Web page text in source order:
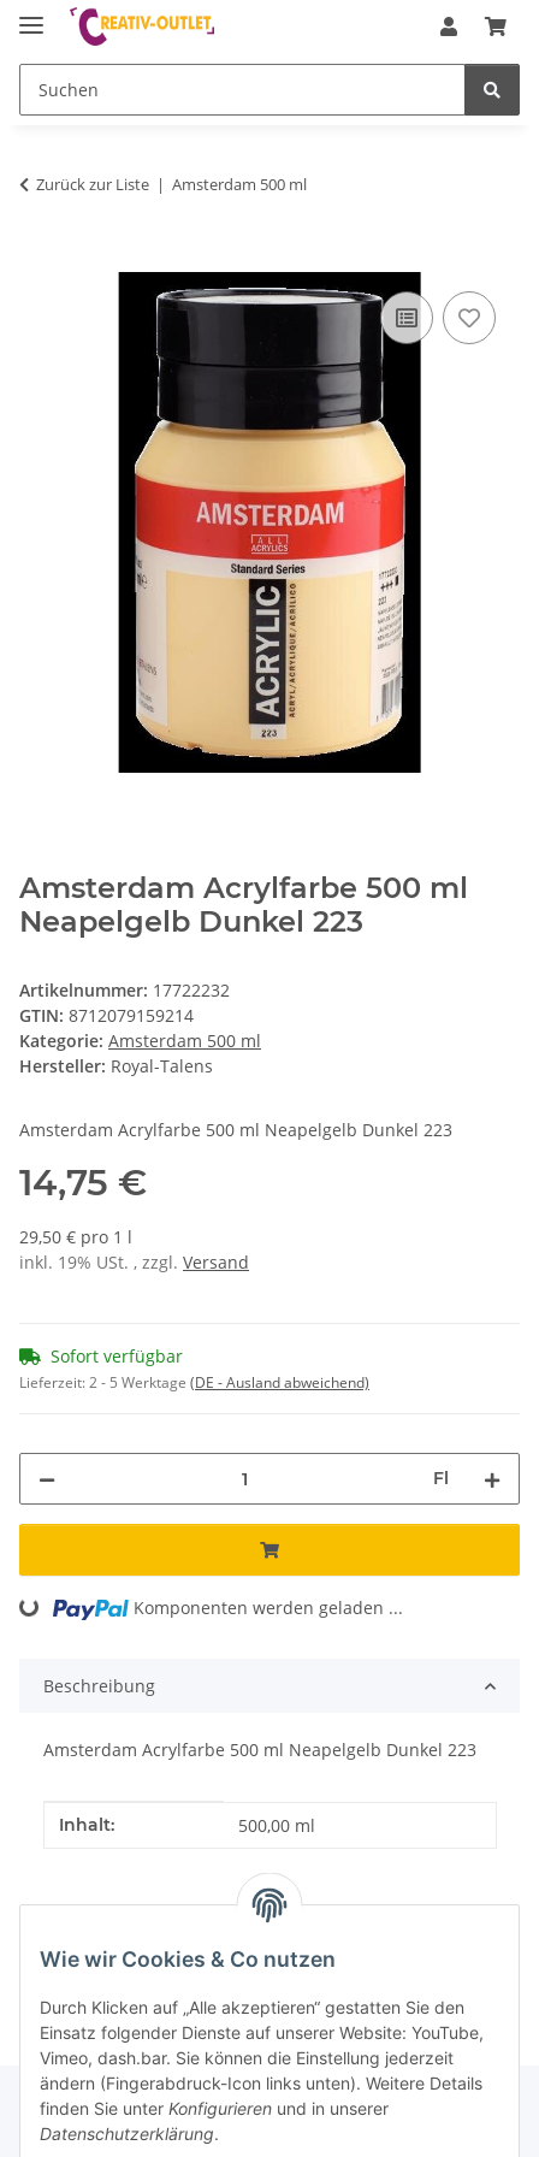
Wie wir Cookies & Co nutzen
Durch Klicken auf „Alle akzeptieren“ gestatten Sie den
Einsatz folgender Dienste auf unserer Website: YouTube,
Vimeo, dash.bar. Sie können die Einstellung jederzeit
ändern (Fingerabdruck-Icon links unten). Weitere Details
finden Sie unter Konfigurieren und in unserer
Datenschutzerklärung.
Zurück zur Liste Amsterdam 500 ml
Amsterdam Acrylfarbe 500 ml
Neapelgelb Dunkel 223
Artikelnummer: 17722232
GTIN: 8712079159214
Kategorie: Amsterdam 500 ml
Hersteller: Royal-Talens
Amsterdam Acrylfarbe 500 ml Neapelgelb Dunkel 223
14,75 €
29,50 € pro 1 l
inkl. 19% USt. , zzgl. Versand
Sofort verfügbar
Lieferzeit:2 - 5 Werktage (DE - Ausland abweichend)
Fl
Loading... Komponenten werden geladen ...
Beschreibung
Amsterdam Acrylfarbe 500 ml Neapelgelb Dunkel 223
Produkteigenschaft
Wert
Inhalt: 500,00 ml